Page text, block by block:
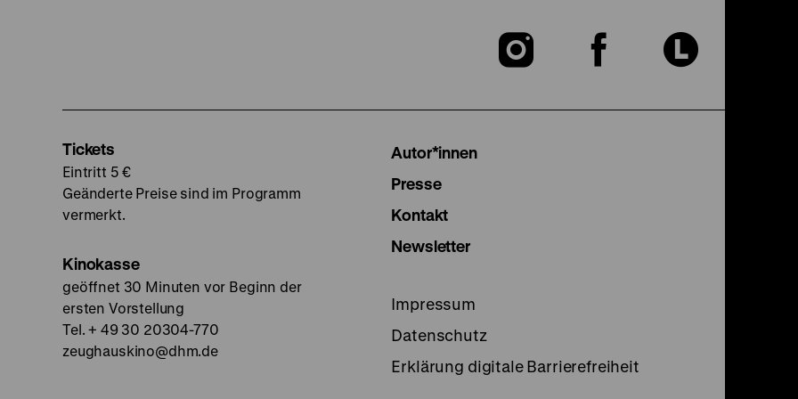
Zu
Zu
Zu
Tickets
Eintritt 5 €
Geänderte Preise sind im Programm
vermerkt.
Kinokasse
geöffnet 30 Minuten vor Beginn der
ersten Vorstellung
Tel. + 49 30 20304-770
zeughauskino@dhm.de
Autor*innen
Presse
Kontakt
Newsletter
Impressum
Datenschutz
Erklärung digitale Barrierefreiheit